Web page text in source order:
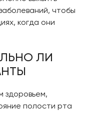
чтобы
когда они
ЛИ
здоровьем,
полости рта